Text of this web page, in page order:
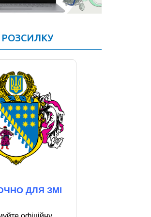
ДЛЯ ЗМІ